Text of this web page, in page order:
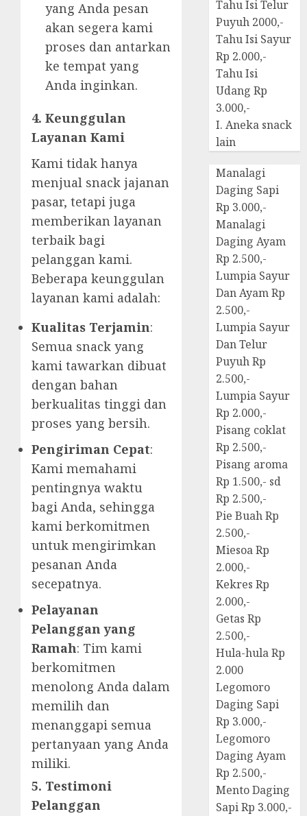
yang Anda pesan
akan segera kami
proses dan antarkan
ke tempat yang
Anda inginkan.
4. Keunggulan
Layanan Kami
Kami tidak hanya
menjual snack jajanan
pasar, tetapi juga
memberikan layanan
terbaik bagi
pelanggan kami.
Beberapa keunggulan
layanan kami adalah:
Kualitas Terjamin:
Semua snack yang
kami tawarkan dibuat
dengan bahan
berkualitas tinggi dan
proses yang bersih.
Pengiriman Cepat:
Kami memahami
pentingnya waktu
bagi Anda, sehingga
kami berkomitmen
untuk mengirimkan
pesanan Anda
secepatnya.
Pelayanan
Pelanggan yang
Ramah: Tim kami
berkomitmen
menolong Anda dalam
memilih dan
menanggapi semua
pertanyaan yang Anda
miliki.
5. Testimoni
Pelanggan
Tahu Isi Telur
Puyuh 2000,-
Tahu Isi Sayur
Rp 2.000,-
Tahu Isi
Udang Rp
3.000,-
I. Aneka snack
lain
Manalagi
Daging Sapi
Rp 3.000,-
Manalagi
Daging Ayam
Rp 2.500,-
Lumpia Sayur
Dan Ayam Rp
2.500,-
Lumpia Sayur
Dan Telur
Puyuh Rp
2.500,-
Lumpia Sayur
Rp 2.000,-
Pisang coklat
Rp 2.500,-
Pisang aroma
Rp 1.500,- sd
Rp 2.500,-
Pie Buah Rp
2.500,-
Miesoa Rp
2.000,-
Kekres Rp
2.000,-
Getas Rp
2.500,-
Hula-hula Rp
2.000
Legomoro
Daging Sapi
Rp 3.000,-
Legomoro
Daging Ayam
Rp 2.500,-
Mento Daging
Sapi Rp 3.000,-